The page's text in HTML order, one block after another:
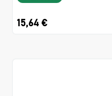
15,64 €